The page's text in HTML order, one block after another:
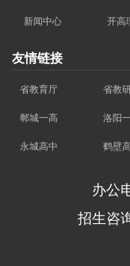
新闻中心 开高
友情链接
省教育厅 省教
郸城一高 洛阳
永城高中 鹤壁
办公
招生咨